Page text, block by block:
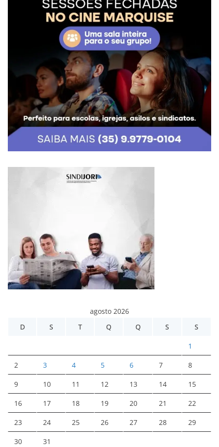
agosto 2026
D
S T Q Q S S
1
2 3 4 5 6 7 8
9 10 11 12 13 14 15
16 17 18 19 20 21 22
23 24 25 26 27 28 29
30 31